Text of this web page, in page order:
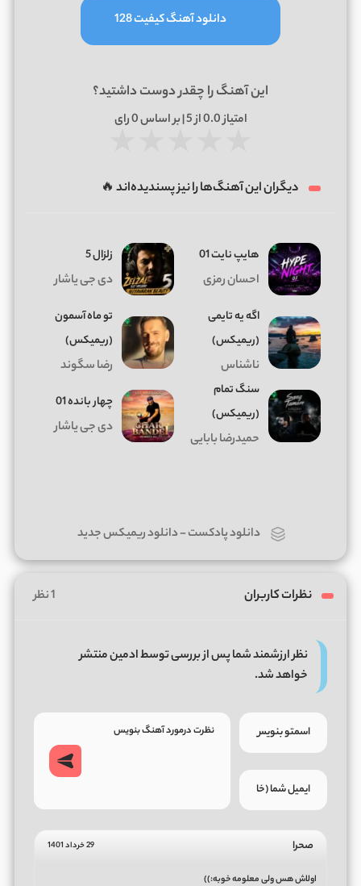
دانلود آهنگ کیفیت 128
این آهنگ را چقدر دوست داشتید؟
امتیاز0.0از 5 | بر اساس 0رای
دیگران این آهنگ‌ها را نیز پسندیده‌اند 🔥
هایپ نایت 01
احسان رمزی
زلزال 5
دی جی یاشار
اگه یه تایمی
(ریمیکس)
ناشناس
تو ماه آسمون
(ریمیکس)
رضا سگوند
سنگ تمام
(ریمیکس)
حمیدرضا بابایی
چهار بانده 01
دی جی یاشار
دانلود پادکست-دانلود ریمیکس جدید
نظرات کاربران 1 نظر
نظر ارزشمند شما پس از بررسی توسط ادمین منتشر
خواهد شد.
صحرا 29 خرداد 1401
اولاش هس ولی معلومه خوبه:))